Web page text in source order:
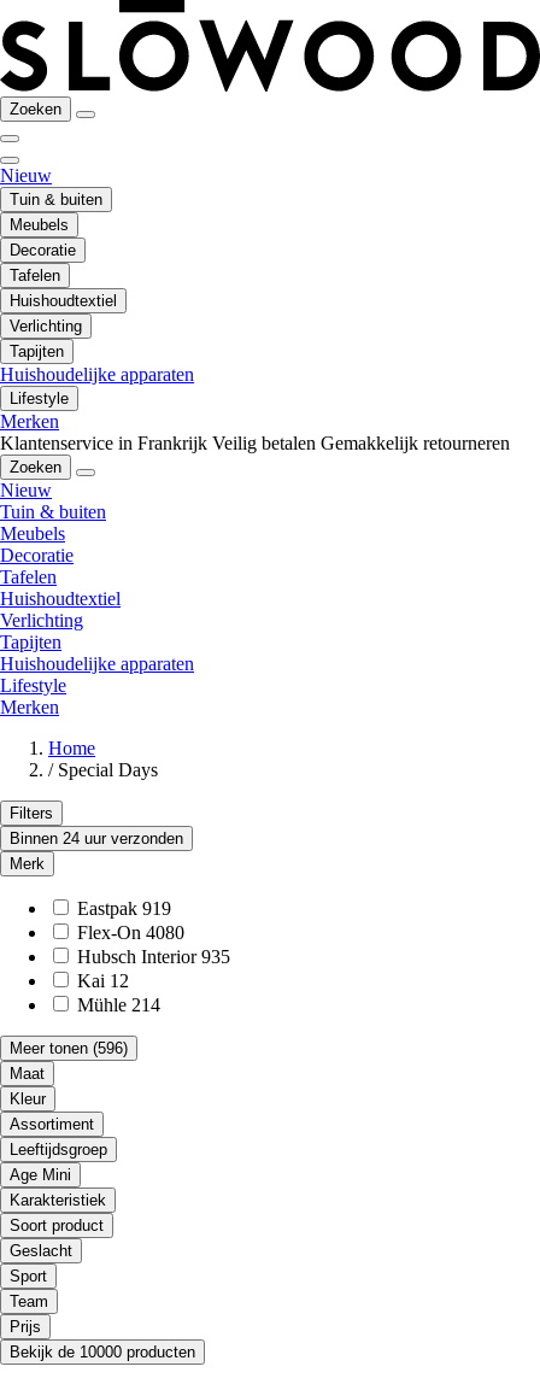
Zoeken
Nieuw
Tuin & buiten
Meubels
Decoratie
Tafelen
Huishoudtextiel
Verlichting
Tapijten
Huishoudelijke apparaten
Lifestyle
Merken
Klantenservice in Frankrijk Veilig betalen Gemakkelijk retourneren
Zoeken
Nieuw
Tuin & buiten
Meubels
Decoratie
Tafelen
Huishoudtextiel
Verlichting
Tapijten
Huishoudelijke apparaten
Lifestyle
Merken
Home
/ Special Days
Filters
Binnen 24 uur verzonden
Merk
Eastpak 919
Flex-On 4080
Hubsch Interior 935
Kai 12
Mühle 214
Meer tonen (596)
Maat
Kleur
Assortiment
Leeftijdsgroep
Age Mini
Karakteristiek
Soort product
Geslacht
Sport
Team
Prijs
Bekijk de 10000 producten